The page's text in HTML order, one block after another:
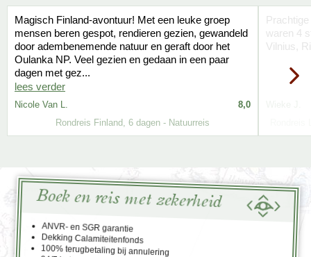
Magisch Finland-avontuur! Met een leuke groep
mensen beren gespot, rendieren gezien, gewandeld
door adembenemende natuur en geraft door het
Oulanka NP. Veel gezien en gedaan in een paar
dagen met gez...
lees verder
Nicole Van L.
8,0
Rondreis Finland, 6 dagen - Natuurreis
waren 4
Vilnius,
Boek en reis met zekerheid
ANVR- en SGR garantie
Dekking Calamiteitenfonds
100% terugbetaling bij annulering